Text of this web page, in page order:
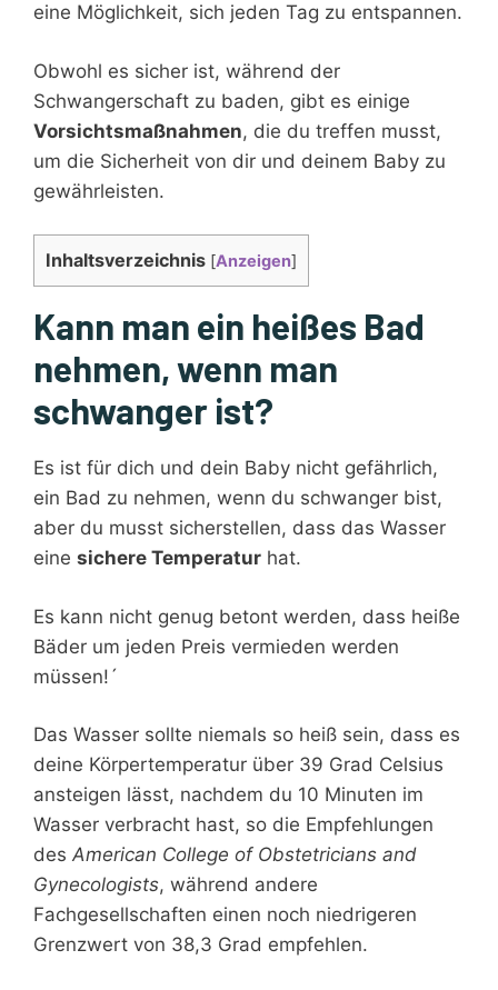
eine Möglichkeit, sich jeden Tag zu entspannen.
Obwohl es sicher ist, während der
Schwangerschaft zu baden, gibt es einige
Vorsichtsmaßnahmen, die du treffen musst,
um die Sicherheit von dir und deinem Baby zu
gewährleisten.
Inhaltsverzeichnis [Anzeigen]
Kann man ein heißes Bad
nehmen, wenn man
schwanger ist?
Es ist für dich und dein Baby nicht gefährlich,
ein Bad zu nehmen, wenn du schwanger bist,
aber du musst sicherstellen, dass das Wasser
eine sichere Temperatur hat.
Es kann nicht genug betont werden, dass heiße
Bäder um jeden Preis vermieden werden
müssen!´
Das Wasser sollte niemals so heiß sein, dass es
deine Körpertemperatur über 39 Grad Celsius
ansteigen lässt, nachdem du 10 Minuten im
Wasser verbracht hast, so die Empfehlungen
des American College of Obstetricians and
Gynecologists, während andere
Fachgesellschaften einen noch niedrigeren
Grenzwert von 38,3 Grad empfehlen.